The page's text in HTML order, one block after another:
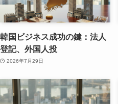
韓国ビジネス成功の鍵：法人
登記、外国人投
2026年7月29日